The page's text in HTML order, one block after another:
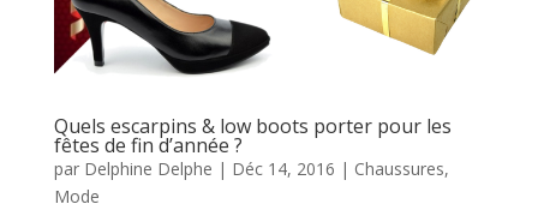
Quels escarpins & low boots porter pour les
fêtes de fin d’année ?
par Delphine Delphe | Déc 14, 2016 | Chaussures,
Mode